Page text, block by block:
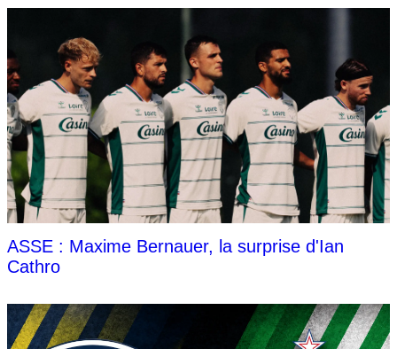
ASSE : Maxime Bernauer, la surprise d'Ian
Cathro